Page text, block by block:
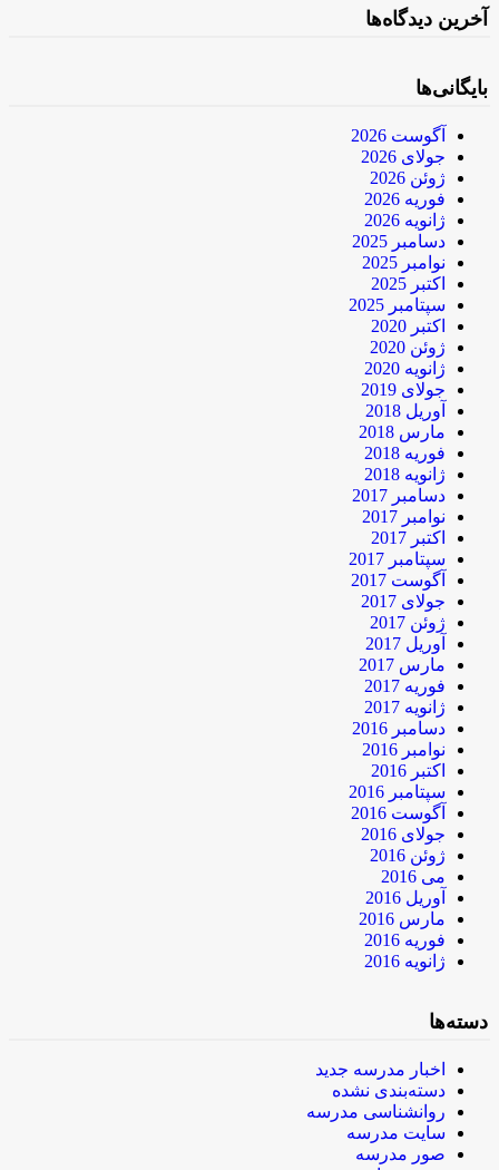
آخرین دیدگاه‌ها
بایگانی‌ها
آگوست 2026
جولای 2026
ژوئن 2026
فوریه 2026
ژانویه 2026
دسامبر 2025
نوامبر 2025
اکتبر 2025
سپتامبر 2025
اکتبر 2020
ژوئن 2020
ژانویه 2020
جولای 2019
آوریل 2018
مارس 2018
فوریه 2018
ژانویه 2018
دسامبر 2017
نوامبر 2017
اکتبر 2017
سپتامبر 2017
آگوست 2017
جولای 2017
ژوئن 2017
آوریل 2017
مارس 2017
فوریه 2017
ژانویه 2017
دسامبر 2016
نوامبر 2016
اکتبر 2016
سپتامبر 2016
آگوست 2016
جولای 2016
ژوئن 2016
می 2016
آوریل 2016
مارس 2016
فوریه 2016
ژانویه 2016
دسته‌ها
اخبار مدرسه جدید
دسته‌بندی نشده
روانشناسی مدرسه
سایت مدرسه
صور مدرسه